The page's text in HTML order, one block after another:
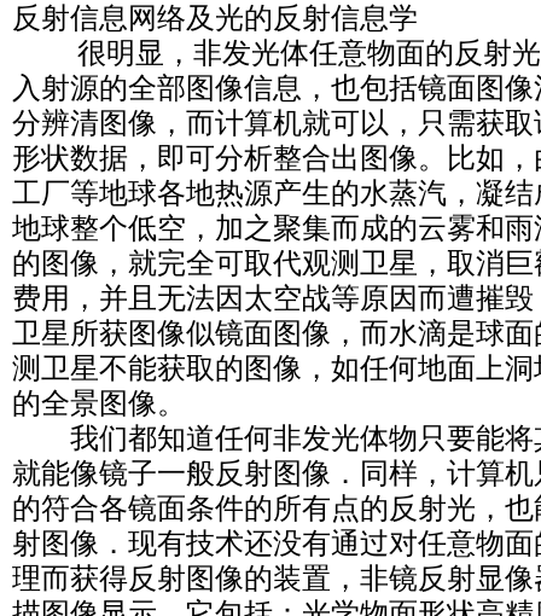
反射信息网络及光的反射信息学
很明显，非发光体任意物面的反射光
入射源的全部图像信息，也包括镜面图
分辨清图像，而计算机就可以，只需获
形状数据，即可分析整合出图像。比如
工厂等地球各地热源产生的水蒸汽，凝
地球整个低空，加之聚集而成的云雾和
的图像，就完全可取代观测卫星，取消
费用，并且无法因太空战等原因而遭摧
卫星所获图像似镜面图像，而水滴是球
测卫星不能获取的图像，如任何地面上
的全景图像。
我们都知道任何非发光体物只要能将
就能像镜子一般反射图像．同样，计算
的符合各镜面条件的所有点的反射光，
射图像．现有技术还没有通过对任意物
理而获得反射图像的装置，非镜反射显